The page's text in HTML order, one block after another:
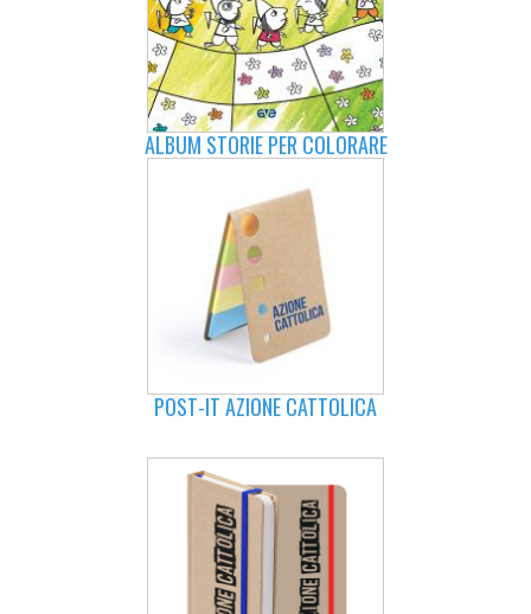
ALBUM STORIE PER COLORARE
POST-IT AZIONE CATTOLICA